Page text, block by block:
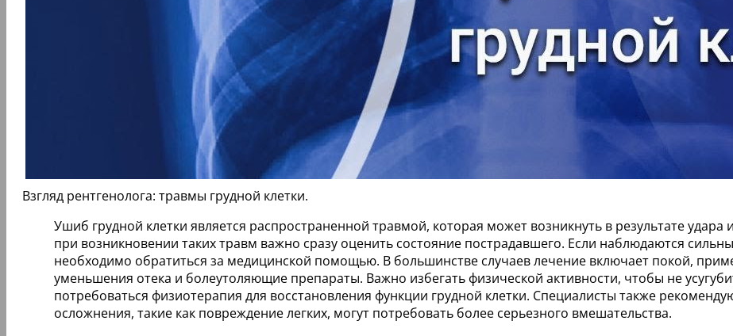
Взгляд рентгенолога: травмы грудной клетки.
Ушиб грудной клетки является распространенной травмой, которая может возникнуть в результате
при возникновении таких травм важно сразу оценить состояние пострадавшего. Если наблюдаются
необходимо обратиться за медицинской помощью. В большинстве случаев лечение включает покой,
уменьшения отека и болеутоляющие препараты. Важно избегать физической активности, чтобы не
потребоваться физиотерапия для восстановления функции грудной клетки. Специалисты также
осложнения, такие как повреждение легких, могут потребовать более серьезного вмешательства.